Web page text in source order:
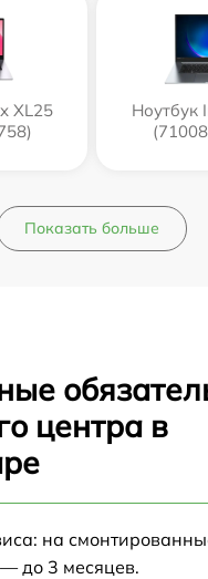
XL25
Ноутбук
Показать больше
центра в
на
до 3 месяцев.